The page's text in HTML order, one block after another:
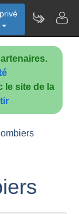
le site de la